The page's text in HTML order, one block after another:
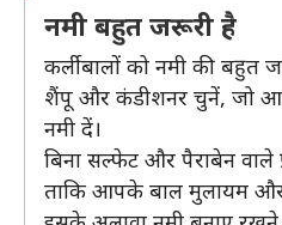
नमी बहुत जरूरी है
कर्ली बालों को नमी की बहुत
शैंपू और कंडीशनर चुनें, जो
नमी दें।
बिना सल्फेट और पैराबेन वाले
ताकि आपके बाल मुलायम